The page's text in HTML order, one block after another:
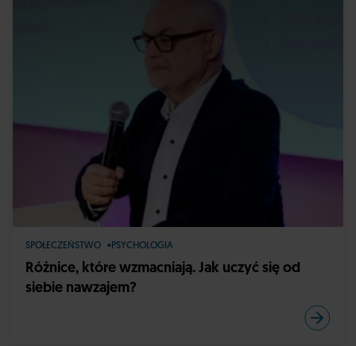
SPOŁECZEŃSTWO PSYCHOLOGIA
Różnice, które wzmacniają. Jak uczyć się od
siebie nawzajem?